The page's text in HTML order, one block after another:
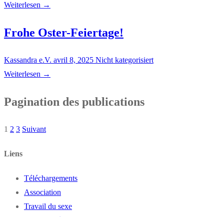
Weiterlesen →
Frohe Oster-Feiertage!
Kassandra e.V. avril 8, 2025 Nicht kategorisiert
Weiterlesen →
Pagination des publications
1 2 3 Suivant
Liens
Téléchargements
Association
Travail du sexe